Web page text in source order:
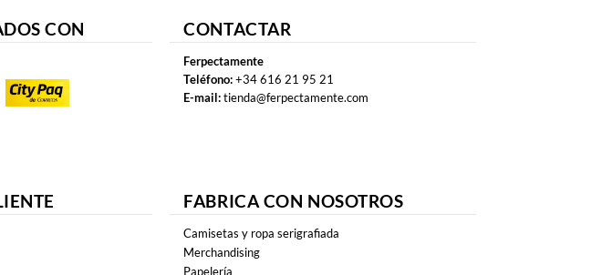
CON CONTACTAR
Ferpectamente
Teléfono:+34 616 21 95 21
E-mail:tienda@ferpectamente.com
FABRICA CON NOSOTROS
Camisetas y ropa serigrafiada
Merchandising
Papelería